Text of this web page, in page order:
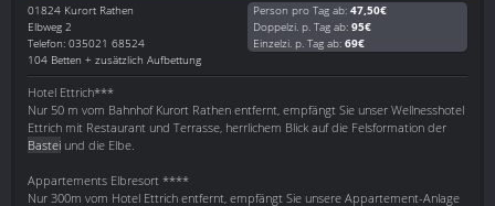
01824 Kurort Rathen
Elbweg 2
Telefon: 035021 68524
104 Betten + zusätzlich Aufbettung
Person pro Tag ab: 47,50€
Doppelzi. p. Tag ab: 95€
Einzelzi. p. Tag ab: 69€
Hotel Ettrich***
Nur 50 m vom Bahnhof Kurort Rathen entfernt, empfängt Sie unser Wellnesshotel
Ettrich mit Restaurant und Terrasse, herrlichem Blick auf die Felsformation der
Bastei und die Elbe.
Appartements Elbresort ****
Nur 300m vom Hotel Ettrich entfernt, empfängt Sie unsere Appartement-Anlage